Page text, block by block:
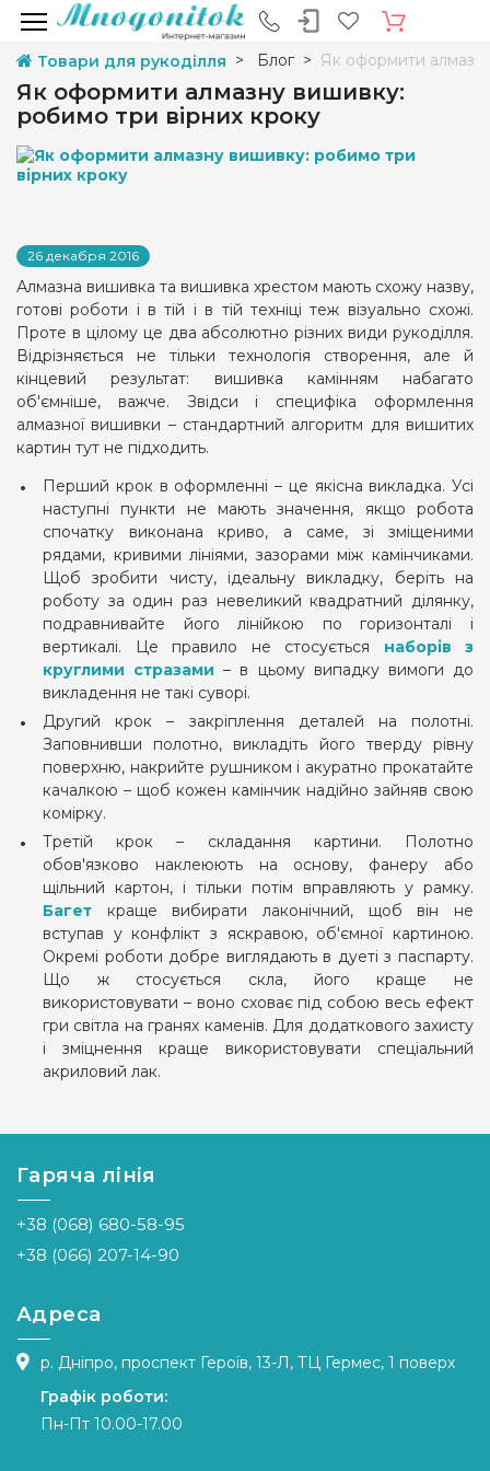
Товари для рукоділля Блог Як оформити
Як оформити алмазну вишивку:
робимо три вірних кроку
26 декабря 2016
Алмазна вишивка та вишивка хрестом мають схожу назву,
готові роботи і в тій і в тій техніці теж візуально схожі.
Проте в цілому це два абсолютно різних види рукоділля.
Відрізняється не тільки технологія створення, але й
кінцевий результат: вишивка камінням набагато
об'ємніше, важче. Звідси і специфіка оформлення
алмазної вишивки – стандартний алгоритм для вишитих
картин тут не підходить.
Перший крок в оформленні – це якісна викладка. Усі
наступні пункти не мають значення, якщо робота
спочатку виконана криво, а саме, зі зміщеними
рядами, кривими лініями, зазорами між камінчиками.
Щоб зробити чисту, ідеальну викладку, беріть на
роботу за один раз невеликий квадратний ділянку,
подравнивайте його лінійкою по горизонталі і
вертикалі. Це правило не стосується наборів з
круглими стразами – в цьому випадку вимоги до
викладення не такі суворі.
Другий крок – закріплення деталей на полотні.
Заповнивши полотно, викладіть його тверду рівну
поверхню, накрийте рушником і акуратно прокатайте
качалкою – щоб кожен камінчик надійно зайняв свою
комірку.
Третій крок – складання картини. Полотно
обов'язково наклеюють на основу, фанеру або
щільний картон, і тільки потім вправляють у рамку.
Багет краще вибирати лаконічний, щоб він не
вступав у конфлікт з яскравою, об'ємної картиною.
Окремі роботи добре виглядають в дуеті з паспарту.
Що ж стосується скла, його краще не
використовувати – воно сховає під собою весь ефект
гри світла на гранях каменів. Для додаткового захисту
і зміцнення краще використовувати спеціальний
акриловий лак.
Гаряча лінія
+38 (068) 680-58-95
+38 (066) 207-14-90
Адреса
р. Дніпро, проспект Героїв, 13-Л, ТЦ Гермес, 1 поверх
Графік роботи:
Пн-Пт 10.00-17.00